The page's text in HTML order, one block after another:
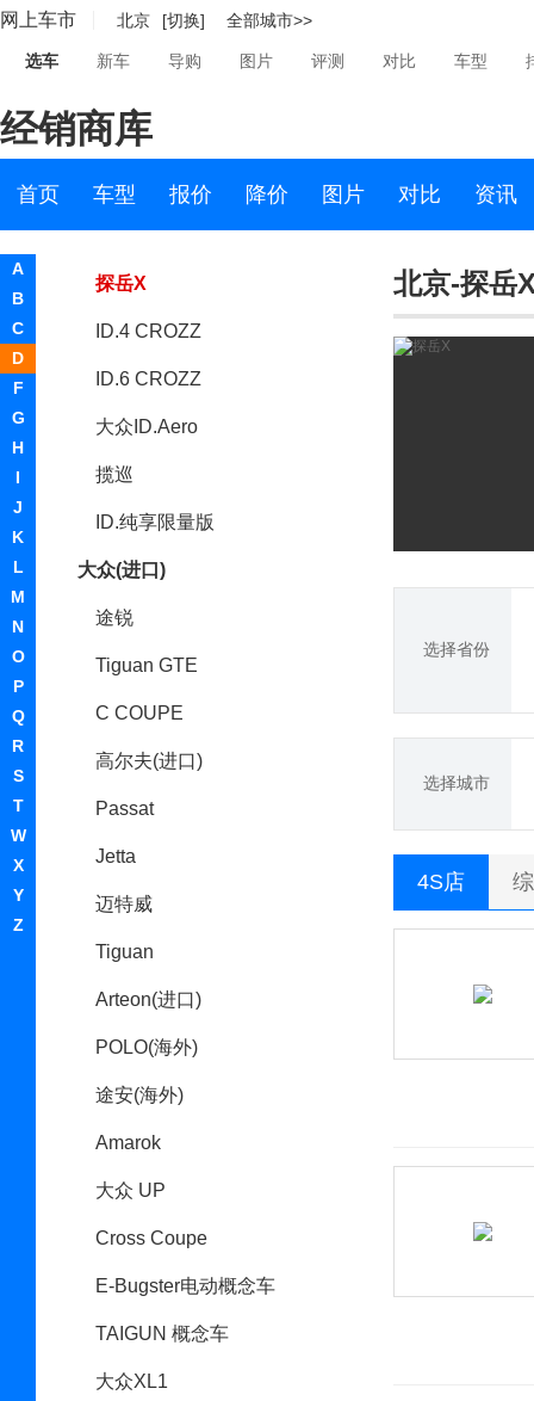
网上车市 北京 [切换] 全部城市>>
选车 新车 导购 图片 评测 对比 车型
经销商库
首页 车型 报价 降价 图片 对比 资讯
A
B
C
D
F
G
H
I
J
K
L
M
N
O
P
Q
R
S
T
W
X
Y
Z
宝来新能源
揽境
探影
探岳X
ID.4 CROZZ
ID.6 CROZZ
大众ID.Aero
揽巡
ID.纯享限量版
大众(进口)
途锐
Tiguan GTE
C COUPE
高尔夫(进口)
Passat
Jetta
迈特威
Tiguan
Arteon(进口)
POLO(海外)
途安(海外)
Amarok
大众 UP
Cross Coupe
E-Bugster电动概念车
TAIGUN 概念车
大众XL1
北京-探岳
选择省份
选择城市
4S店